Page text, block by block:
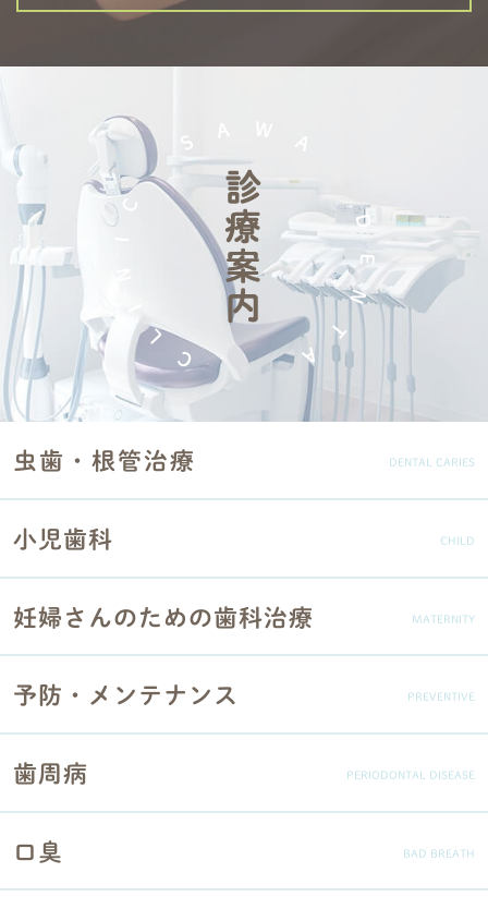
虫歯・根管治療 DENTAL CARIES
小児歯科 CHILD
妊婦さんのための歯科治療 MATERNITY
予防・メンテナンス PREVENTIVE
歯周病 PERIODONTAL DISEASE
口臭 BAD BREATH